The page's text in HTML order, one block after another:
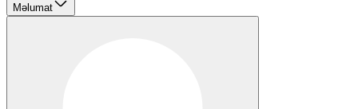
Məlumat